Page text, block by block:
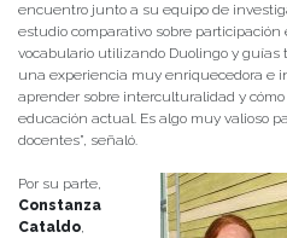
encuentro junto a su equipo de
estudio comparativo sobre
vocabulario utilizando Duolingo y guías
una experiencia muy enriquecedora e
aprender sobre interculturalidad y
educación actual. Es algo muy valioso
docentes”, señaló.
Por su parte,
Constanza
Cataldo,